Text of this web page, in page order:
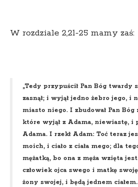
W rozdziale 2,21-25 mamy zaś:
„Tedy przypuścił Pan Bóg twardy
zasnął; i wyjął jedno żebro jego, i
miasto niego. I zbudował Pan Bóg
które wyjął z Adama, niewiastę, i
Adama. I rzekł Adam: Toć teraz
moich, i ciało z ciała mego; dla
mężatką, bo ona z męża wzięta
człowiek ojca swego i matkę
żony swojej, i będą jednem